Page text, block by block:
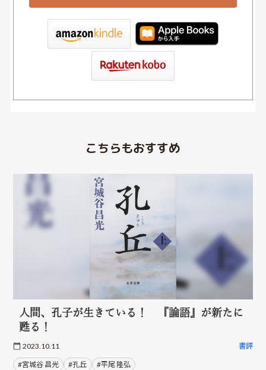
こちらもおすすめ
人間、孔子が生きている！ 『論語』が新たに
甦る！
2023.10.11 書評
#宮城谷 昌光 #孔丘 #平尾 隆弘